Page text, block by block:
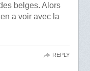
belges. Alors
a voir avec la
REPLY